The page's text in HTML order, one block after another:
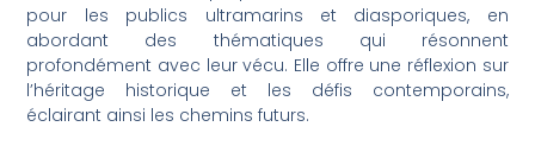
pour les publics ultramarins et diasporiques, en
abordant des thématiques qui résonnent
profondément avec leur vécu. Elle offre une réflexion sur
l’héritage historique et les défis contemporains,
éclairant ainsi les chemins futurs.